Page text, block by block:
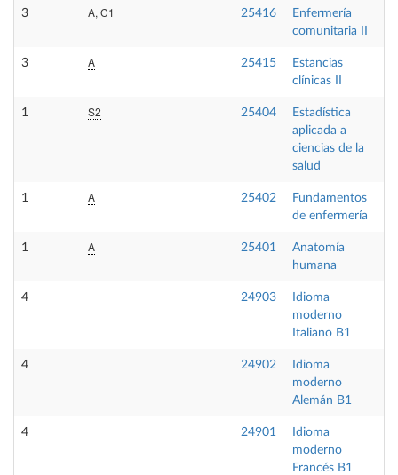
3 A, C1 25416
Enfermería
comunitaria II
3 A 25415
Estancias
clínicas II
1 S2 25404
Estadística
aplicada a
ciencias de la
salud
1 A 25402
Fundamentos
de enfermería
1 A 25401
Anatomía
humana
4 24903
Idioma
moderno
Italiano B1
4 24902
Idioma
moderno
Alemán B1
4 24901
Idioma
moderno
Francés B1